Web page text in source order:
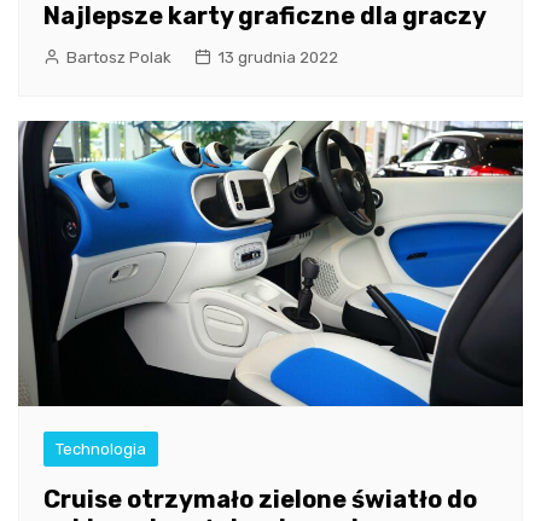
Najlepsze karty graficzne dla graczy
Bartosz Polak 13 grudnia 2022
Technologia
Cruise otrzymało zielone światło do